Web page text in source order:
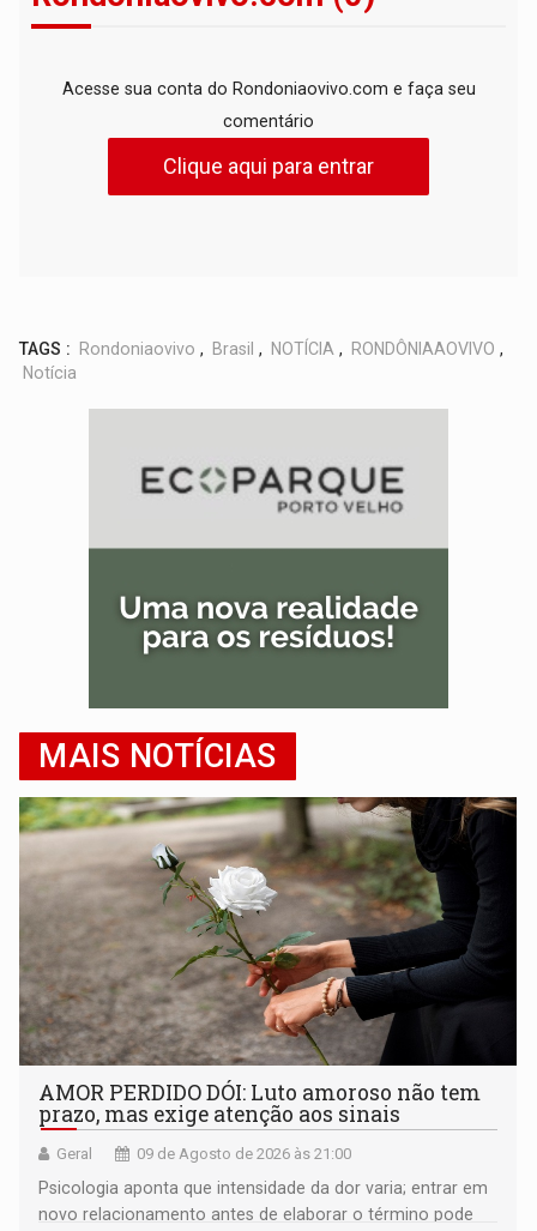
Acesse sua conta do Rondoniaovivo.com e faça seu
comentário
Clique aqui para entrar
TAGS : Rondoniaovivo , Brasil , NOTÍCIA , RONDÔNIAAOVIVO ,
Notícia
MAIS NOTÍCIAS
AMOR PERDIDO DÓI: Luto amoroso não tem
prazo, mas exige atenção aos sinais
Geral 09 de Agosto de 2026 às 21:00
Psicologia aponta que intensidade da dor varia; entrar em
novo relacionamento antes de elaborar o término pode